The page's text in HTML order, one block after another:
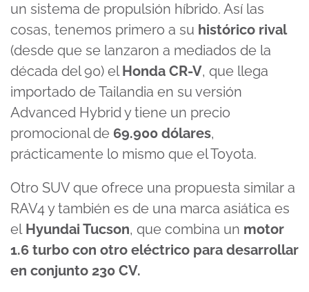
un sistema de propulsión híbrido. Así las
cosas, tenemos primero a su histórico rival
(desde que se lanzaron a mediados de la
década del 90) elHonda CR-V, que llega
importado de Tailandia en su versión
Advanced Hybrid y tiene un precio
promocional de 69.900 dólares,
prácticamente lo mismo que el Toyota.
Otro SUV que ofrece una propuesta similar a
RAV4 y también es de una marca asiática es
elHyundai Tucson, que combina un motor
1.6 turbo con otro eléctrico para desarrollar
en conjunto 230 CV.